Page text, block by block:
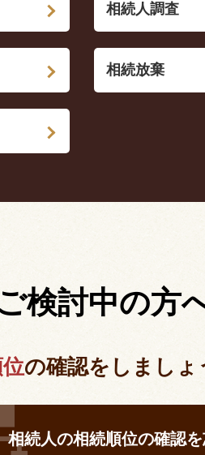
相続人調査
相続放棄
検討中の方
の確認をしましょ
相続人の相続順位の確認